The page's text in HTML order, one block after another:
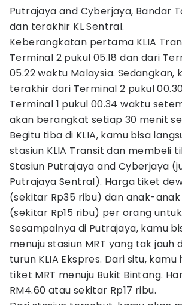
Putrajaya and Cyberjaya, Bandar
dan terakhir KL Sentral.
Keberangkatan pertama KLIA
Terminal 2 pukul 05.18 dan dari
05.22 waktu Malaysia.
terakhir dari Terminal 2 pukul
Terminal 1 pukul 00.34 waktu
akan berangkat setiap 30 menit
Begitu tiba di KLIA, kamu bisa
stasiun KLIA Transit dan membeli
Stasiun Putrajaya and Cyberjaya
Putrajaya Sentral). Harga tiket
(sekitar Rp35 ribu) dan anak-anak
(sekitar Rp15 ribu) per orang
Sesampainya di Putrajaya, kamu
menuju stasiun MRT yang tak jauh
turun KLIA Ekspres. Dari situ,
tiket MRT menuju Bukit Bintang.
RM4.60 atau sekitar Rp17 ribu.